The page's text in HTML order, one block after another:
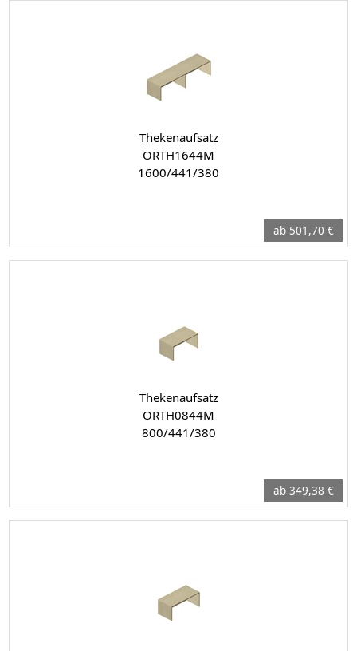
Thekenaufsatz
ORTH1644M
1600/441/380
ab 501,70 €
Thekenaufsatz
ORTH0844M
800/441/380
ab 349,38 €